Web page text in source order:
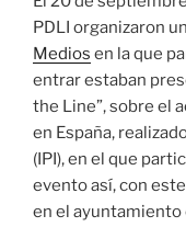
PDLI organizaron
Medios en la que
entrar estaban
the Line”, sobre el
en España,
(IPI), en el que
evento así, con
en el ayuntamiento